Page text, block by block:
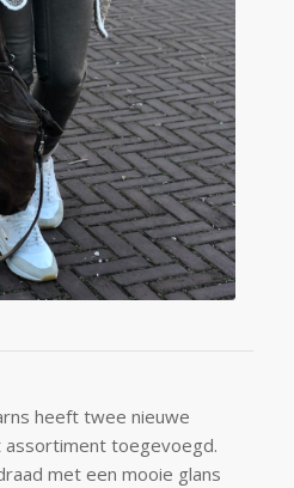
heeft twee nieuwe
assortiment toegevoegd.
met een mooie glans